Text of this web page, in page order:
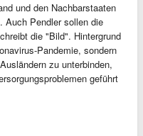
und den Nachbarstaaten
Auch Pendler sollen die
die "Bild". Hintergrund
Pandemie, sondern
zu unterbinden,
geführt